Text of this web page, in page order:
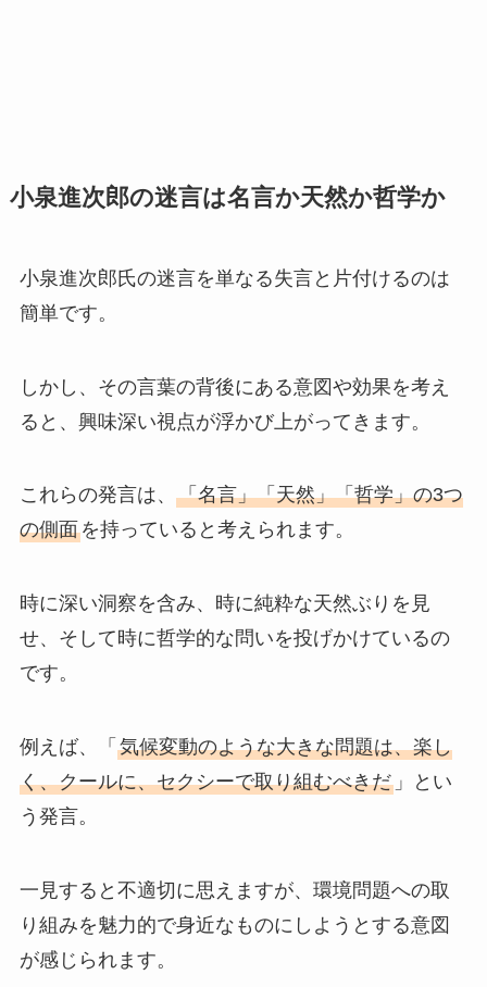
小泉進次郎の迷言は名言か天然か哲学か
小泉進次郎氏の迷言を単なる失言と片付けるのは
簡単です。
しかし、その言葉の背後にある意図や効果を考え
ると、興味深い視点が浮かび上がってきます。
これらの発言は、 「名言」「天然」「哲学」の3つ
の側面を持っていると考えられます。
時に深い洞察を含み、時に純粋な天然ぶりを見
せ、そして時に哲学的な問いを投げかけているの
です。
例えば、「 気候変動のような大きな問題は、楽し
く、クールに、セクシーで取り組むべきだ」とい
う発言。
一見すると不適切に思えますが、環境問題への取
り組みを魅力的で身近なものにしようとする意図
が感じられます。